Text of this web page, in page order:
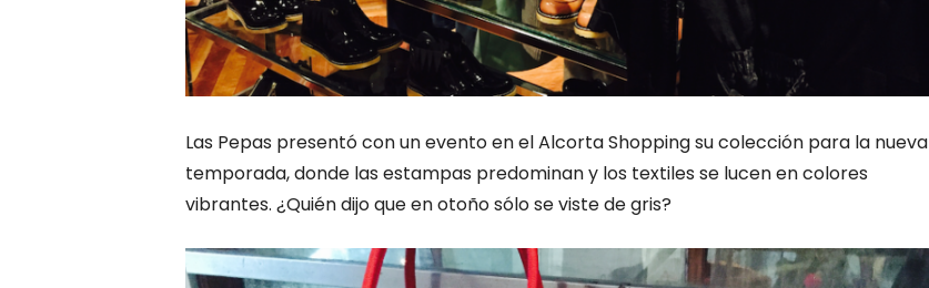
Las Pepas presentó con un evento en el Alcorta Shopping su colección para la nueva
temporada, donde las estampas predominan y los textiles se lucen en colores
vibrantes. ¿Quién dijo que en otoño sólo se viste de gris?